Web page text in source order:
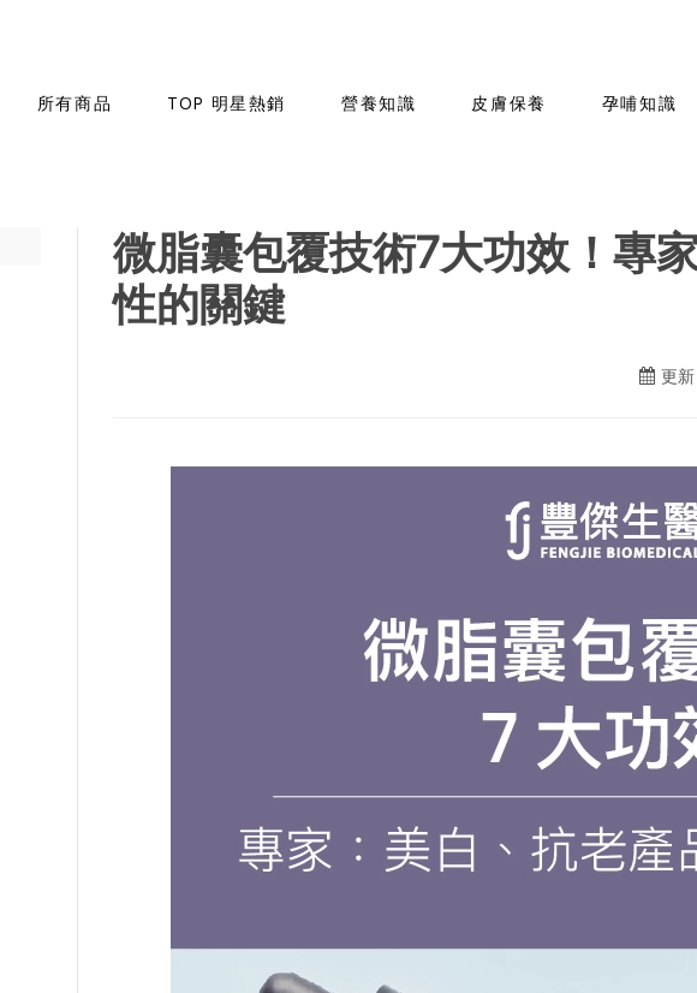
所有商品 TOP 明星熱銷 營養知識 皮膚保養 孕哺知識
微脂囊包覆技術7大功效！專
性的關鍵
更